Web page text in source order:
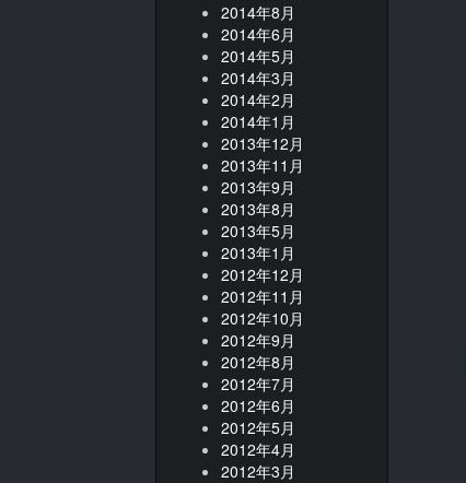
2014年8月
2014年6月
2014年5月
2014年3月
2014年2月
2014年1月
2013年12月
2013年11月
2013年9月
2013年8月
2013年5月
2013年1月
2012年12月
2012年11月
2012年10月
2012年9月
2012年8月
2012年7月
2012年6月
2012年5月
2012年4月
2012年3月